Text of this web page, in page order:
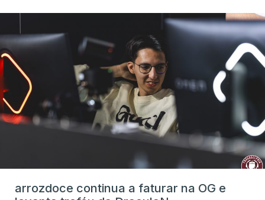
arrozdoce continua a faturar na OG e